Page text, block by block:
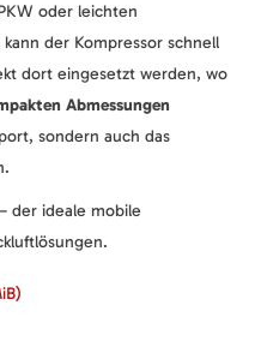
oder leichten
der Kompressor schnell
dort eingesetzt werden, wo
Abmessungen
sondern auch das
der ideale mobile